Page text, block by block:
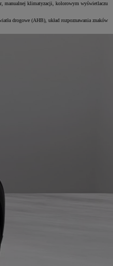
manualnej klimatyzacji, kolorowym wyświetlaczu
drogowe (AHB), układ rozpoznawania znaków